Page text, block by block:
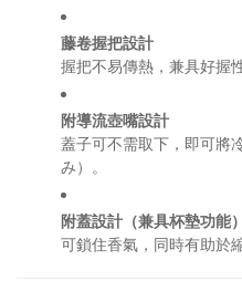
藤卷握把設計
握把不易傳熱，兼具好握
附導流壺嘴設計
蓋子可不需取下，即可將
み）。
附蓋設計（兼具杯墊功能）
可鎖住香氣，同時有助於